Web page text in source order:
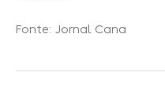
Fonte: Jornal Cana